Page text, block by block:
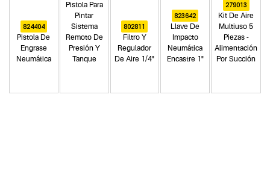
824404
Pistola De
Engrase
Neumática
Pistola Para
Pintar
Sistema
Remoto De
Presión Y
Tanque
802811
Filtro Y
Regulador
De Aire 1/4"
823642
Llave De
Impacto
Neumática
Encastre 1"
279013
Kit De Aire
Multiuso 5
Piezas -
Alimentación
Por Succión